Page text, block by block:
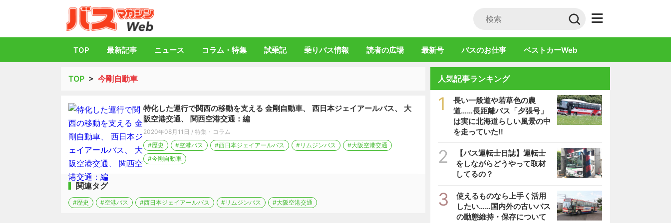
TOP 最新記事 ニュース コラム・特集 試乗記 乗りバス情報 読者の広場 最新号 バスのお仕事 ベストカーWeb
TOP > 今剛自動車
特化した運行で関西の移動を支える 金剛自動車、 西日本ジェイアールバス、 大
阪空港交通、 関西空港交通：編
2020年08月11日 / 特集・コラム
#歴史
#空港バス #西日本ジェイアールバス #リムジンバス
#大阪空港交通
#今剛自動車
関連タグ
#歴史 #空港バス #西日本ジェイアールバス #リムジンバス #大阪空港交通
人気記事ランキング
1
長い一般道や若草色の農
道……長距離バス「夕張号」
は実に北海道らしい風景の中
を走っていた!!
2
【バス運転士日誌】運転士
をしながらどうやって取材
してるの？
3
使えるものなら上手く活用
したい……国内外の古いバス
の動態維持・保存について